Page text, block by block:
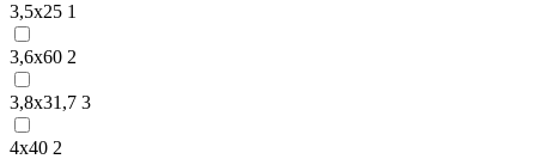
3,5х25 1
3,6х60 2
3,8х31,7 3
4х40 2